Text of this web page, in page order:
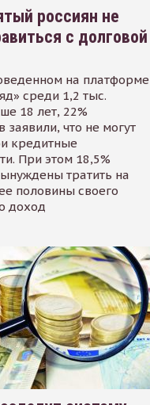
россиян не
с долговой
на платформе
среди 1,2 тыс.
18 лет, 22%
заявили, что не могут
кредитные
При этом 18,5%
тратить на
половины своего
доход